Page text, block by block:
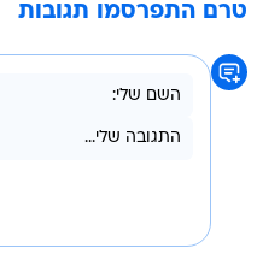
טרם התפרסמו תגובות